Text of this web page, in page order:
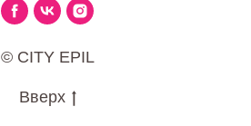
© CITY EPIL
Вверх